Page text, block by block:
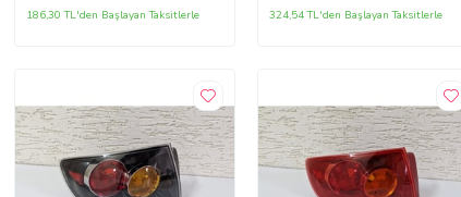
186,30 TL'den Başlayan Taksitlerle 324,54 TL'den Başlayan Taksitlerle